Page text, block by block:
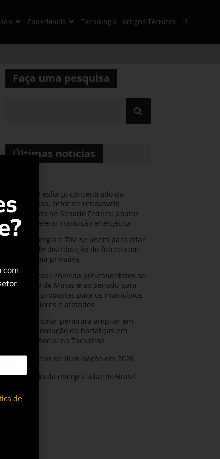
Experiência Tecnologia Artigos Técnicos
Faça uma pesquisa
Últimas notícias
Durante esforço concentrado do
Congresso, setor de renováveis
apresenta no Senado Federal pautas
para acelerar transição energética
CPFL Energia e TIM se unem para criar
a rede de distribuição do futuro com
tecnologia privativa
AMIG Brasil convida pré-candidatos ao
Governo de Minas e ao Senado para
discutir propostas para os municípios
mineradores e afetados
Energia solar permitirá ampliar em
25% a produção de hortaliças em
projeto social no Tocantins
Tendências de Iluminação em 2026
Expansão da energia solar no Brasil
com
de